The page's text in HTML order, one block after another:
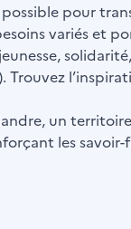
pour
variés et
Trouvez
un
les savoir-